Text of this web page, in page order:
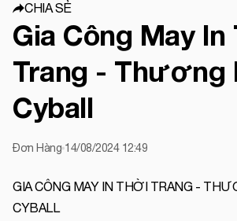
CHIA SẺ
Gia Công May
Trang - Thương
Cyball
Đơn Hàng 14/08/2024 12:49
GIA CÔNG MAY IN THỜI TRANG -
CYBALL